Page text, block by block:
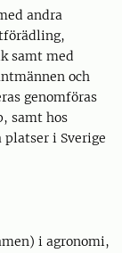
andra
samt med
och
genomföras
samt hos
platser i Sverige
i agronomi,